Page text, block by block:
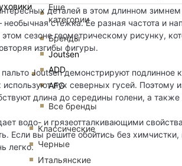
Еще
категории
Бренды
Joutsen
ADD
AFG
Все бренды
Классические
Черные
Итальянские
деталей в этом длинном
стежка. Ее разная частота и
сезоне геометрическому рисунку,
изгибы фигуры.
Joutsen демонстрируют подлинное
используют пух северных гусей. Поэтому
длина до середины голени, а
водо- и грязеотталкивающими
Если вы решите обойтись без химчистки,
легко.